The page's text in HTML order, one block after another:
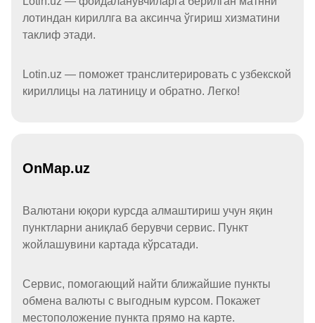
лотиндан кириллга ва аксинча ўгириш хизматини
таклиф этади.
Lotin.uz — поможет транслитерировать с узбекской
кириллицы на латиницу и обратно. Легко!
OnMap.uz
Валютани юқори курсда алмаштириш учун яқин
пунктларни аниқлаб берувчи сервис. Пункт
жойлашувини картада кўрсатади.
Сервис, помогающий найти ближайшие пункты
обмена валюты с выгодным курсом. Покажет
местоположение пункта прямо на карте.